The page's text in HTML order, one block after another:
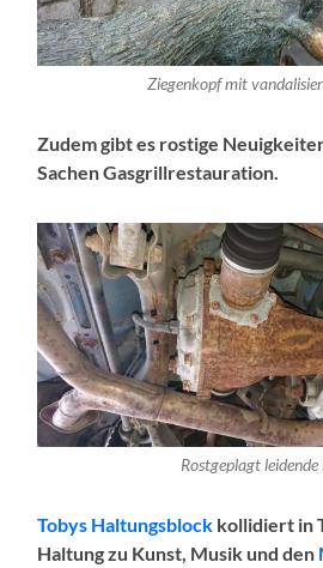
Ziegenkopf mit
Zudem gibt es rostige
Sachen Gasgrillrestauration.
Rostgeplagt
Tobys Haltungsblock kollidiert in
Haltung zu Kunst, Musik und den